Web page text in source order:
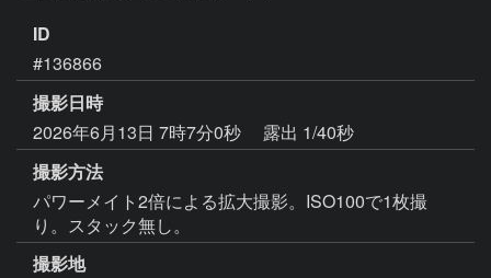
ID
#136866
撮影日時
2026年6月13日 7時7分0秒
露出 1/40秒
撮影方法
パワーメイト2倍による拡大撮影。ISO100で1枚撮
り。スタック無し。
撮影地